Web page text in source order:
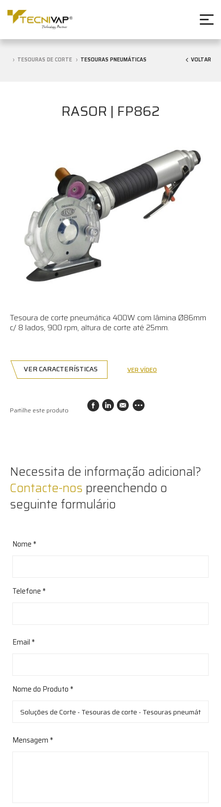
TESOURAS DE CORTE TESOURAS PNEUMÁTICAS VOLTAR
RASOR | FP862
Tesoura de corte pneumática 400W com lâmina Ø86mm
c/ 8 lados, 900 rpm, altura de corte até 25mm.
VER CARACTERÍSTICAS VER VÍDEO
Partilhe este produto
Necessita de informação adicional?
Contacte-nos preenchendo o
seguinte formulário
Nome *
Telefone *
Email *
Nome do Produto *
Mensagem *